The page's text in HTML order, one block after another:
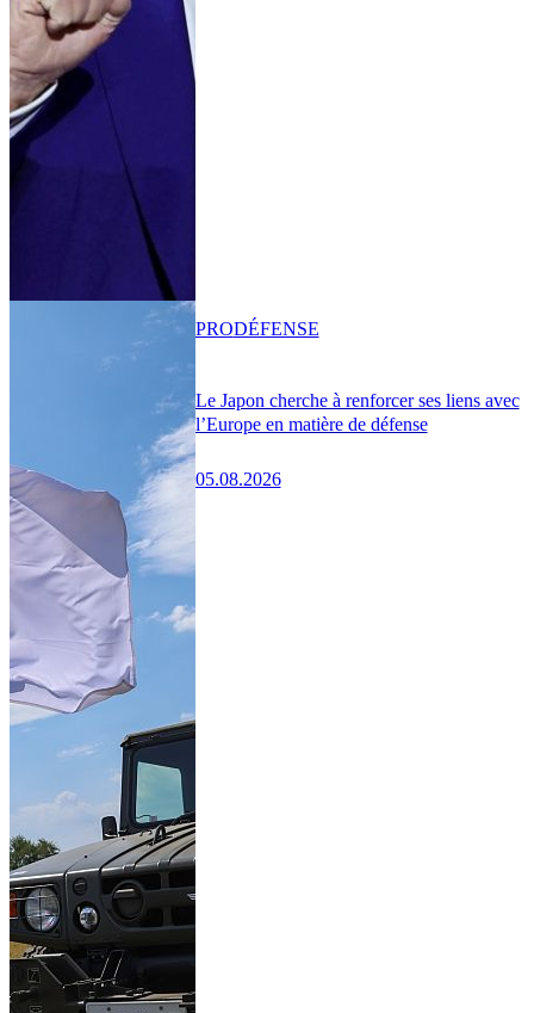
Le Japon cherche à renforcer ses liens avec
l’Europe en matière de défense
05.08.2026
PRODÉFENSE